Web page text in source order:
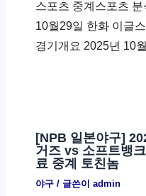
스포츠 중계스포츠
10월29일 한화 이글
경기개요 2025년 10
[NPB 일본야구]
거즈 vs 소프트뱅
료 중계 토친놈
야구/ 글쓴이 admin